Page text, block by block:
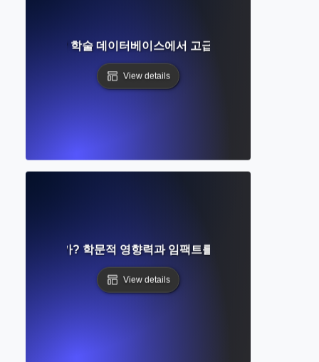
무엇인가? 학술 데이터베이스에서 고급 검색 도구 마스터하
View details
란 무엇인가? 학문적 영향력과 임팩트를 추적하기 위한 도구
View details